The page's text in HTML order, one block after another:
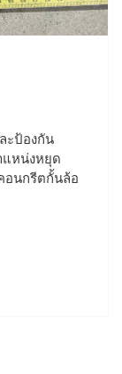
ะป้องกัน
แหน่งหยุด
อนกรีตกั้นล้อ